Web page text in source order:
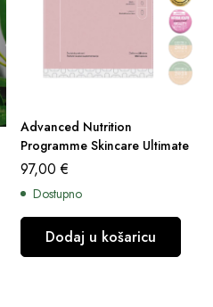
Advanced Nutrition
Programme Skincare Ultimate
97,00€
Dostupno
Dodaj u košaricu